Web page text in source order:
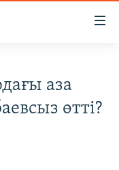
аза
өтті?